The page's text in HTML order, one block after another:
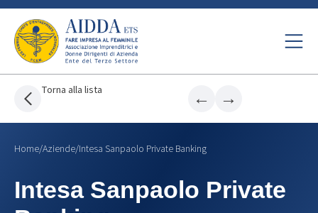
Torna alla lista ← →
Home/Aziende/Intesa Sanpaolo Private Banking
Intesa Sanpaolo Private